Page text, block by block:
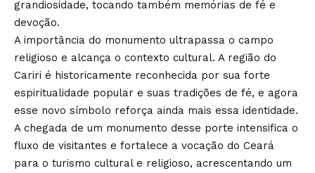
grandiosidade, tocando também memórias de fé e
devoção.
A importância do monumento ultrapassa o campo
religioso e alcança o contexto cultural. A região do
Cariri é historicamente reconhecida por sua forte
espiritualidade popular e suas tradições de fé, e agora
esse novo símbolo reforça ainda mais essa identidade.
A chegada de um monumento desse porte intensifica o
fluxo de visitantes e fortalece a vocação do Ceará
para o turismo cultural e religioso, acrescentando um